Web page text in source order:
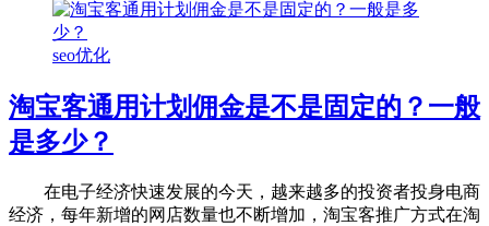
seo优化
淘宝客通用计划佣金是不是固定的？一般
是多少？
在电子经济快速发展的今天，越来越多的投资者投身电商
经济，每年新增的网店数量也不断增加，淘宝客推广方式在淘